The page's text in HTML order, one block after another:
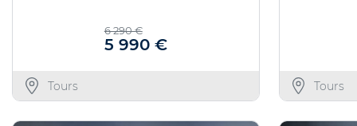
6 290 €
5 990 €
Tours Tours